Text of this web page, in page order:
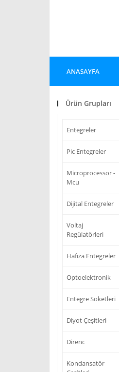
ANASAYFA
Ürün Grupları
Entegreler
Pic Entegreler
Microprocessor -
Mcu
Dijital Entegreler
Voltaj
Regülatörleri
Hafıza Entegreler
Optoelektronik
Entegre Soketleri
Diyot Çeşitleri
Direnc
Kondansatör